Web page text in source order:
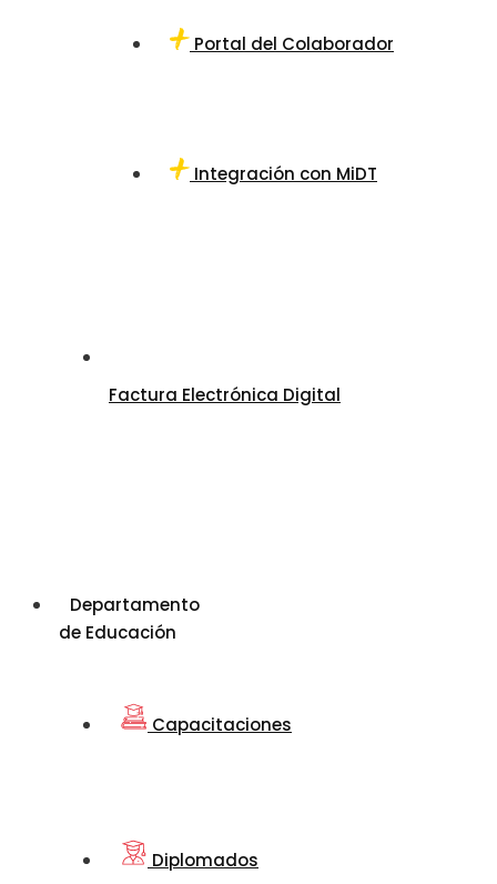
Portal del Colaborador
Integración con MiDT
Factura Electrónica Digital
Departamento
de Educación
Capacitaciones
Diplomados